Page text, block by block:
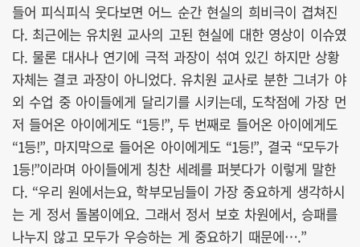
들어 피식피식 웃다보면 어느 순간 현실의 희비극이 겹쳐진
다. 최근에는 유치원 교사의 고된 현실에 대한 영상이 이슈였
다. 물론 대사나 연기에 극적 과장이 섞여 있긴 하지만 상황
자체는 결코 과장이 아니었다. 유치원 교사로 분한 그녀가 야
외 수업 중 아이들에게 달리기를 시키는데, 도착점에 가장 먼
저 들어온 아이에게도 “1등!”, 두 번째로 들어온 아이에게도
“1등!”, 마지막으로 들어온 아이에게도 “1등!”, 결국 “모두가
1등!”이라며 아이들에게 칭찬 세례를 퍼붓다가 이렇게 말한
다. “우리 원에서는요, 학부모님들이 가장 중요하게 생각하시
는 게 정서 돌봄이에요. 그래서 정서 보호 차원에서, 승패를
나누지 않고 모두가 우승하는 게 중요하기 때문에….”